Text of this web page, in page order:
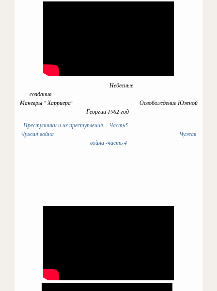
Небесные
создания
Маневры " Харриера" Освобождение Южной
Георгии 1982 год
Преступники и их преступления... Часть5
Чужая война
Чужая
война -часть 4